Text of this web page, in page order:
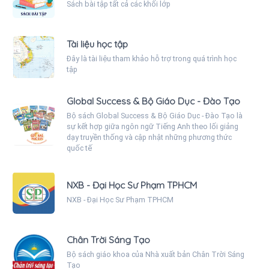
Sách bài tập tất cả các khối lớp
Tài liệu học tập
Đây là tài liệu tham khảo hỗ trợ trong quá trình học
tập
Global Success & Bộ Giáo Dục - Đào Tạo
Bộ sách Global Success & Bộ Giáo Dục - Đào Tạo là
sự kết hợp giữa ngôn ngữ Tiếng Anh theo lối giảng
dạy truyền thống và cập nhật những phương thức
quốc tế
NXB - Đại Học Sư Phạm TPHCM
NXB - Đại Học Sư Phạm TPHCM
Chân Trời Sáng Tạo
Bộ sách giáo khoa của Nhà xuất bản Chân Trời Sáng
Tạo